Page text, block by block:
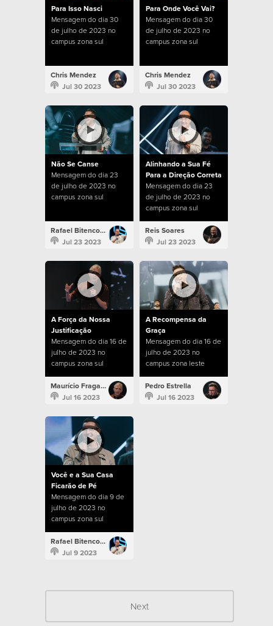
Para Isso Nasci
Mensagem do dia 30
de julho de 2023 no
campus zona sul
Chris Mendez
Jul 30 2023
Para Onde Você Vai?
Mensagem do dia 30
de julho de 2023 no
campus zona sul
Chris Mendez
Jul 30 2023
Não Se Canse
Mensagem do dia 23
de julho de 2023 no
campus zona sul
Rafael Bitencourt
Jul 23 2023
Alinhando a Sua Fé
Para a Direção Correta
Mensagem do dia 23
de julho de 2023 no
campus zona sul
Reis Soares
Jul 23 2023
A Força da Nossa
Justificação
Mensagem do dia 16 de
julho de 2023 no
campus zona sul
Maurício Fragale
Jul 16 2023
A Recompensa da
Graça
Mensagem do dia 16 de
julho de 2023 no
campus zona leste
Pedro Estrella
Jul 16 2023
Você e a Sua Casa
Ficarão de Pé
Mensagem do dia 9 de
julho de 2023 no
campus zona sul
Rafael Bitencourt
Jul 9 2023
Next